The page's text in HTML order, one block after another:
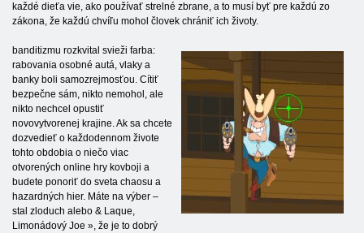
každé dieťa vie, ako používať strelné zbrane, a to musí byť pre každú zo
zákona, že každú chvíľu mohol človek chrániť ich životy.
banditizmu rozkvital svieži farba:
rabovania osobné autá, vlaky a
banky boli samozrejmosťou. Cítiť
bezpečne sám, nikto nemohol, ale
nikto nechcel opustiť
novovytvorenej krajine. Ak sa chcete
dozvedieť o každodennom živote
tohto obdobia o niečo viac
otvorených online hry kovboji a
budete ponoriť do sveta chaosu a
hazardných hier. Máte na výber –
stal zloduch alebo & Laque,
Limonádový Joe », že je to dobrý